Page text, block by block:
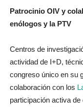
Patrocinio OIV y
enólogos y la PTV
Centros de
actividad de I+D,
congreso único en su
colaboración con los
participación activa